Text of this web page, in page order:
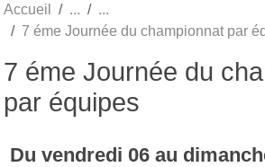
Accueil
7 éme Journée du championnat par
7 éme Journée du
par équipes
Du vendredi 06 au